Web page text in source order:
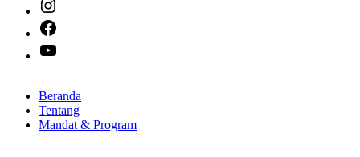
Beranda
Tentang
Mandat & Program